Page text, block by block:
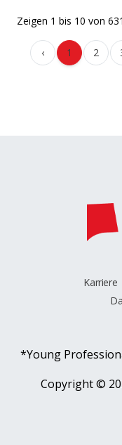
Zeigen 1 bis 10 von 631
‹ 1 2
Karriere
*Young
Copyright ©